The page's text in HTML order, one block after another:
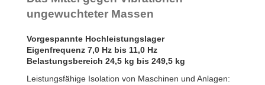
ungewuchteter Massen
Vorgespannte Hochleistungslager
Eigenfrequenz 7,0 Hz bis 11,0 Hz
Belastungsbereich 24,5 kg bis 249,5 kg
Leistungsfähige Isolation von Maschinen und Anlagen: